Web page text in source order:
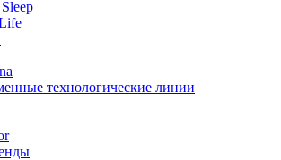
технологические линии